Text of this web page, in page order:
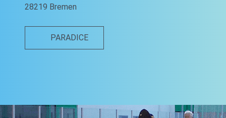
28219 Bremen
PARADICE